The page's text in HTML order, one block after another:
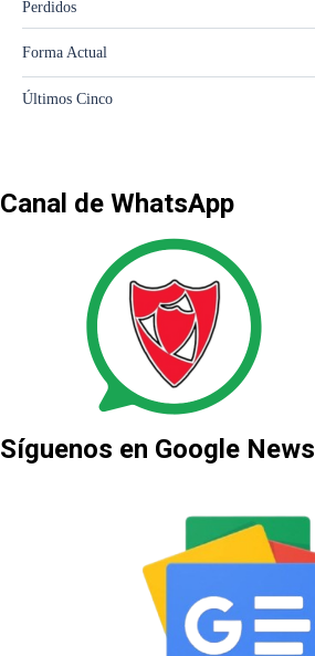
Canal de WhatsApp
Síguenos en Google News